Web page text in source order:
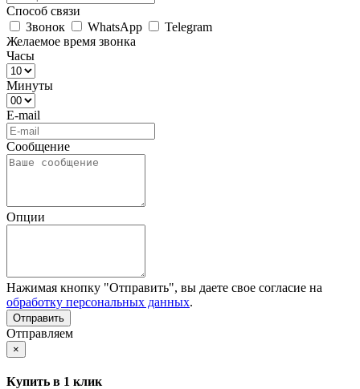
Способ связи
Звонок
WhatsApp
Telegram
Желаемое время звонка
Часы
Минуты
E-mail
Сообщение
Опции
Нажимая кнопку "Отправить", вы даете свое согласие на
обработку персональных данных.
Отправляем
×
Купить в 1 клик